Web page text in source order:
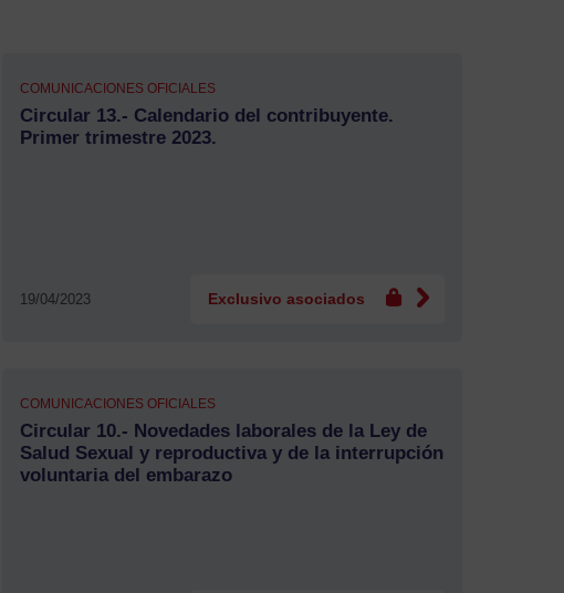
COMUNICACIONES OFICIALES
Circular 13.- Calendario del contribuyente.
Primer trimestre 2023.
19/04/2023 Exclusivo asociados
COMUNICACIONES OFICIALES
Circular 10.- Novedades laborales de la Ley de
Salud Sexual y reproductiva y de la interrupción
voluntaria del embarazo